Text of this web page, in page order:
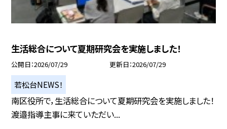
生活総合について夏期研究会を実施しました！
公開日 2026/07/29 更新日 2026/07/29
若松台NEWS！
南区役所で，生活総合について夏期研究会を実施しました！
渡邉指導主事に来ていただい...